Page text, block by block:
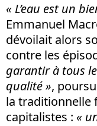
« L’eau est un
Emmanuel
dévoilait alors
contre les
garantir à tous
qualité »,
la traditionnelle
capitalistes : «